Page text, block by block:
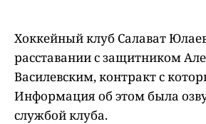
Хоккейный клуб Салават
расставании с защитником
Василевским, контракт с
Информация об этом была
службой клуба.